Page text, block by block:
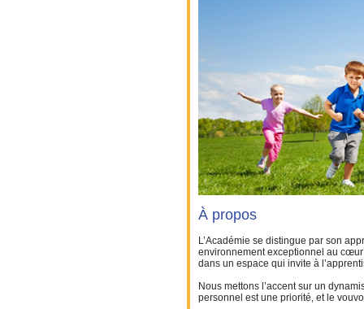
À propos
L’Académie se distingue par son
environnement exceptionnel au cœur
dans un espace qui invite à
Nous mettons l’accent sur un
personnel est une priorité, et le